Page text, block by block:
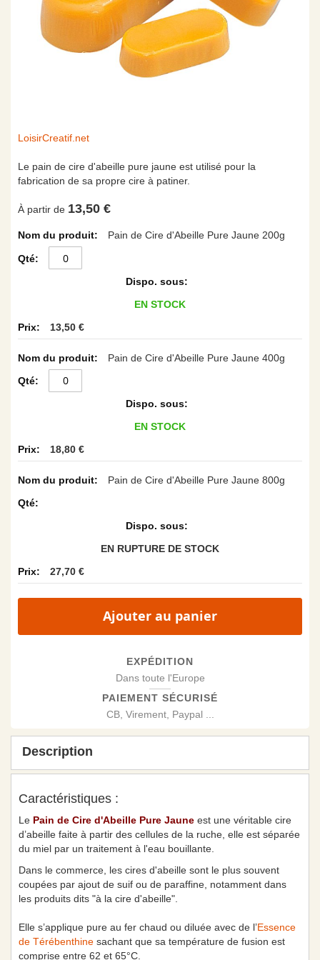
LoisirCreatif.net
Le pain de cire d'abeille pure jaune est utilisé pour la
fabrication de sa propre cire à patiner.
À partir de 13,50 €
Articles
produit
groupé
Pain de Cire d'Abeille Pure Jaune 200g
EN STOCK
13,50 €
Pain de Cire d'Abeille Pure Jaune 400g
EN STOCK
18,80 €
Pain de Cire d'Abeille Pure Jaune 800g
EN RUPTURE DE STOCK
27,70 €
Ajouter au panier
EXPÉDITION
Dans toute l'Europe
PAIEMENT SÉCURISÉ
CB, Virement, Paypal ...
Skip
the
beginning
the
gallery
Description
Caractéristiques :
Le Pain de Cire d'Abeille Pure Jaune est une véritable cire
d’abeille faite à partir des cellules de la ruche, elle est séparée
du miel par un traitement à l'eau bouillante.
Dans le commerce, les cires d'abeille sont le plus souvent
coupées par ajout de suif ou de paraffine, notamment dans
les produits dits "à la cire d'abeille".
Elle s’applique pure au fer chaud ou diluée avec de l’Essence
de Térébenthine sachant que sa température de fusion est
comprise entre 62 et 65°C.